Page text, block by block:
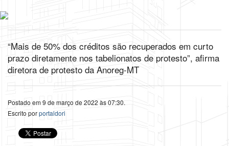
“Mais de 50% dos créditos são recuperados em curto
prazo diretamente nos tabelionatos de protesto”, afirma
diretora de protesto da Anoreg-MT
Postado em 9 de março de 2022 às 07:30.
Escrito porportaldori